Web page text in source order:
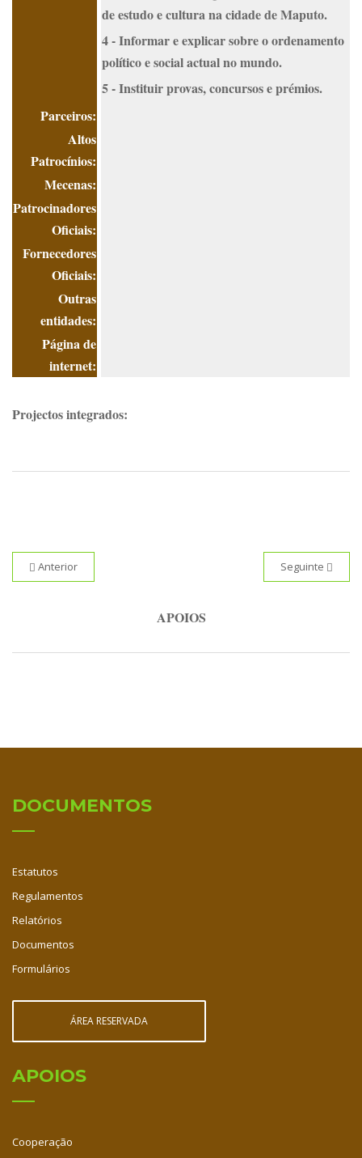
de estudo e cultura na cidade de Maputo.
4 - Informar e explicar sobre o ordenamento
político e social actual no mundo.
5 - Instituir provas, concursos e prémios.
Parceiros:
Altos
Patrocínios:
Mecenas:
Patrocinadores
Oficiais:
Fornecedores
Oficiais:
Outras
entidades:
Página de
internet:
Projectos integrados:
Anterior Seguinte
APOIOS
DOCUMENTOS
Estatutos
Regulamentos
Relatórios
Documentos
Formulários
ÁREA RESERVADA
APOIOS
Cooperação